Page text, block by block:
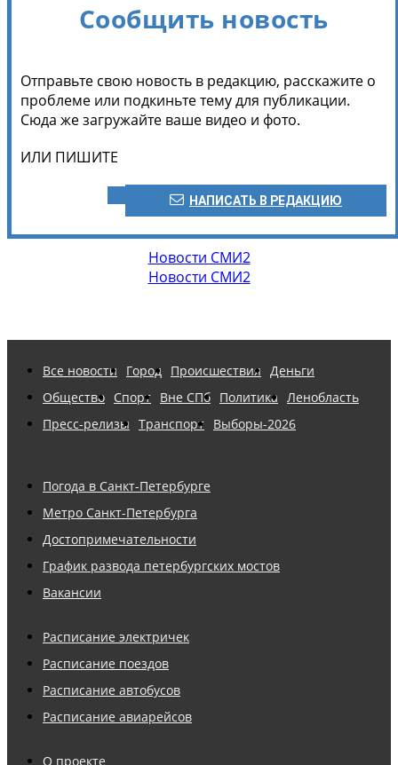
Сообщить новость
Отправьте свою новость в редакцию, расскажите о
проблеме или подкиньте тему для публикации.
Сюда же загружайте ваше видео и фото.
ИЛИ ПИШИТЕ
НАПИСАТЬ В РЕДАКЦИЮ
Новости СМИ2
Новости СМИ2
Все новости Город Происшествия Деньги
Общество Спорт Вне СПб Политика Ленобласть
Пресс-релизы Транспорт Выборы-2026
Погода в Санкт-Петербурге
Метро Санкт-Петербурга
Достопримечательности
График развода петербургских мостов
Вакансии
Расписание электричек
Расписание поездов
Расписание автобусов
Расписание авиарейсов
О проекте